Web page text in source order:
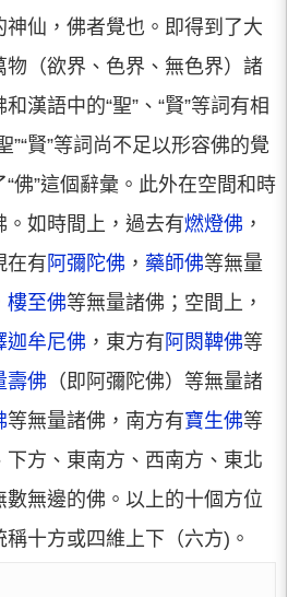
仙，佛者覺也。即得到了大
物（欲界、色界、無色界）諸
漢語中的“聖”、“賢”等詞有相
”“賢”等詞尚不足以形容佛的覺
佛”這個辭彙。此外在空間和時
。如時間上，過去有燃燈佛 ，
在有阿彌陀佛 ， 藥師佛等無量
樓至佛等無量諸佛；空間上，
迦牟尼佛 ，東方有 阿閦鞞佛等
壽佛 （即阿彌陀佛）等無量諸
等無量諸佛，南方有寶生佛等
方、東南方、西南方、東北
無邊的佛。以上的十個方位
十方或四維上下（六方)。